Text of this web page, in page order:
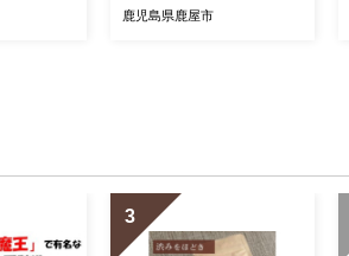
鹿児島県鹿屋市
3